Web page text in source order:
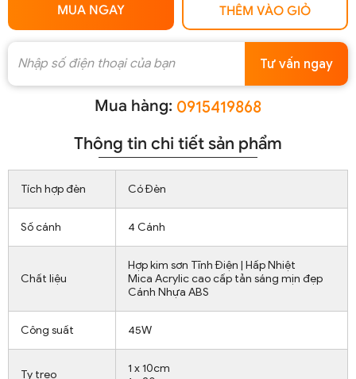
MUA NGAY THÊM VÀO GIỎ
Tư vấn ngay
Mua hàng: 0915419868
Thông tin chi tiết sản phẩm
Tích hợp đèn Có Đèn
Số cánh 4 Cánh
Chất liệu
Hợp kim sơn Tĩnh Điện | Hấp Nhiệt
Mica Acrylic cao cấp tản sáng mịn đẹp
Cánh Nhựa ABS
Công suất 45W
Ty treo
1 x 10cm